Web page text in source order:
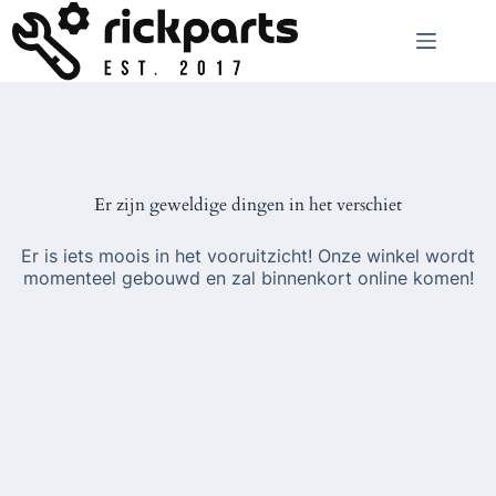
naar
de
inhoud
Er zijn geweldige dingen in het verschiet
Er is iets moois in het vooruitzicht! Onze winkel wordt
momenteel gebouwd en zal binnenkort online komen!